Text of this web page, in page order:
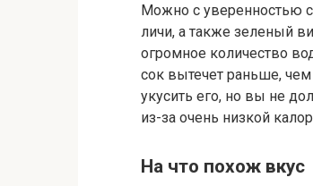
Можно с уверенностью
личи, а также зеленый
огромное количество
сок вытечет раньше,
укусить его, но вы не
из-за очень низкой
На что похож вкус